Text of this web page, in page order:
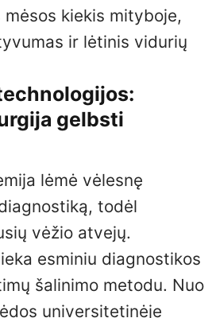
kiekis mityboje,
ir lėtinis vidurių
gelbsti
lėmė vėlesnę
todėl
vėžio atvejų.
esminiu diagnostikos
šalinimo metodu. Nuo
universitetinėje